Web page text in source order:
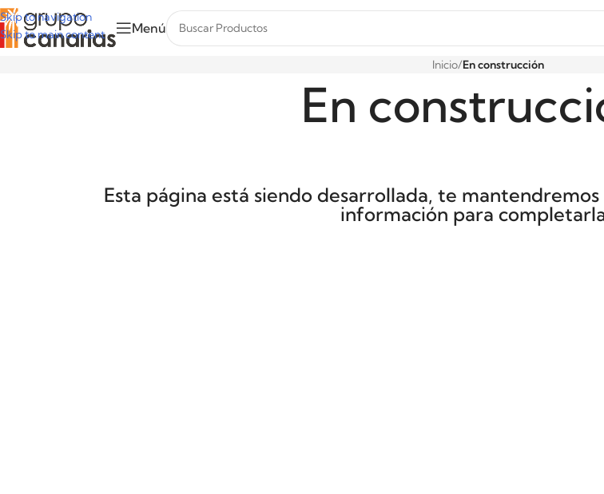
Skip to navigation
Skip to main content
Menú
Inicio/En construcción
En
Esta página está siendo desarrollada, te
información para